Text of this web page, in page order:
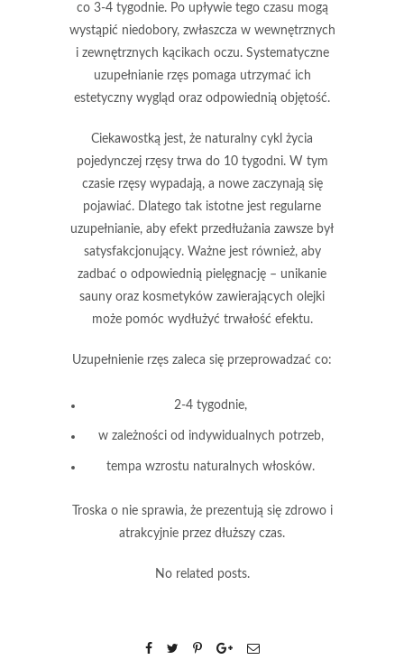
co 3-4 tygodnie. Po upływie tego czasu mogą
wystąpić niedobory, zwłaszcza w wewnętrznych
i zewnętrznych kącikach oczu. Systematyczne
uzupełnianie rzęspomaga utrzymać ich
estetyczny wygląd oraz odpowiednią objętość.
Ciekawostką jest, że naturalny cykl życia
pojedynczej rzęsytrwa do 10 tygodni. W tym
czasie rzęsy wypadają, a nowe zaczynają się
pojawiać. Dlatego tak istotne jest regularne
uzupełnianie, aby efekt przedłużania zawsze był
satysfakcjonujący. Ważne jest również, aby
zadbać o odpowiednią pielęgnację – unikanie
sauny oraz kosmetyków zawierających olejki
może pomóc wydłużyć trwałość efektu.
Uzupełnienie rzęs zaleca się przeprowadzać co:
2-4 tygodnie,
w zależności od indywidualnych potrzeb,
tempa wzrostu naturalnych włosków.
Troska o nie sprawia, że prezentują się zdrowo i
atrakcyjnie przez dłuższy czas.
No related posts.